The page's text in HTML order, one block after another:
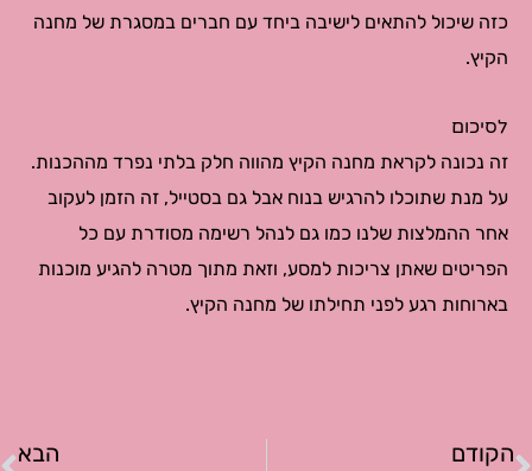
כזה שיכול להתאים לישיבה ביחד עם חברים במסגרת של מחנה
הקיץ.
לסיכום
זה נכונה לקראת מחנה הקיץ מהווה חלק בלתי נפרד מההכנות.
על מנת שתוכלו להרגיש בנוח אבל גם בסטייל, זה הזמן לעקוב
אחר ההמלצות שלנו כמו גם לנהל רשימה מסודרת עם כל
הפריטים שאתן צריכות למסע, וזאת מתוך מטרה להגיע מוכנות
בארוחות רגע לפני תחילתו של מחנה הקיץ.
קודם
הקודם הבא